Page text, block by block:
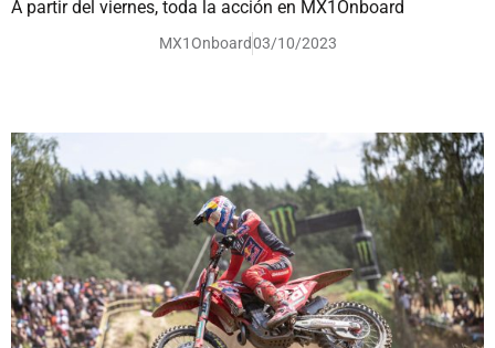
A partir del viernes, toda la acción en MX1Onboard
MX1Onboard03/10/2023